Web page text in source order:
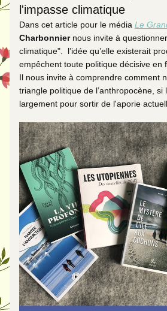
l'impasse climatique
Dans cet article pour le média Le
Charbonnier nous invite à
climatique".  l’idée qu’elle existerait
empêchent toute politique décisive en
Il nous invite à comprendre comment
triangle politique de l’anthropocène,
largement pour sortir de l'aporie